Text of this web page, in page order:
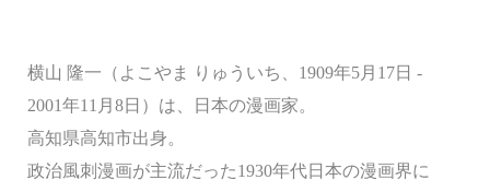
横山 隆一（よこやま りゅういち、1909年5月17日 -
2001年11月8日）は、日本の漫画家。
高知県高知市出身。
政治風刺漫画が主流だった1930年代日本の漫画界に